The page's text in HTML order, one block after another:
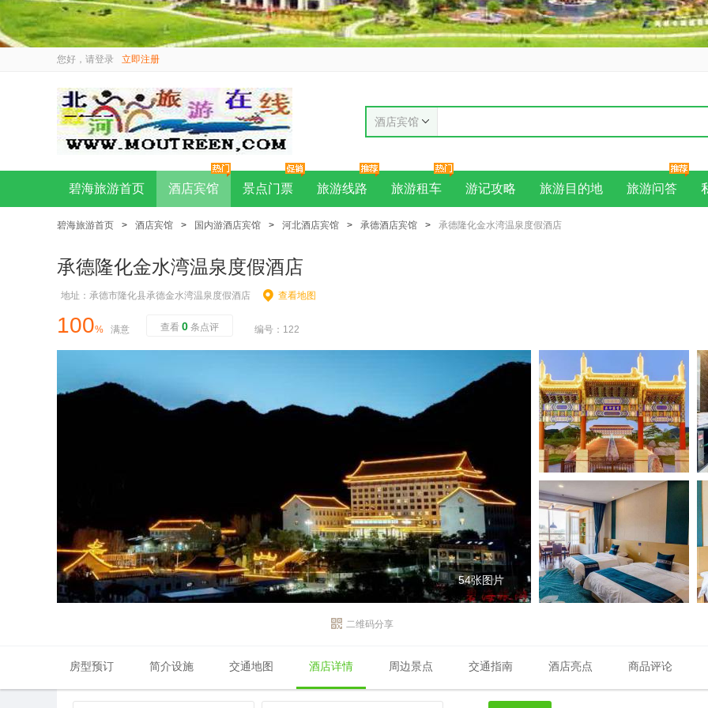
您好，请登录 立即注册
酒店宾馆
碧海旅游首页 酒店宾馆 景点门票 旅游线路 旅游租车 游记攻略 旅游目的地 旅游问答
碧海旅游首页 > 酒店宾馆 > 国内游酒店宾馆 > 河北酒店宾馆 > 承德酒店宾馆 > 承德隆化金水湾温泉度假酒店
承德隆化金水湾温泉度假酒店
地址：承德市隆化县承德金水湾温泉度假酒店 查看地图
100% 满意 查看 0 条点评 编号：122
54张图片
二维码分享
房型预订 简介设施 交通地图 酒店详情 周边景点 交通指南 酒店亮点 商品评论